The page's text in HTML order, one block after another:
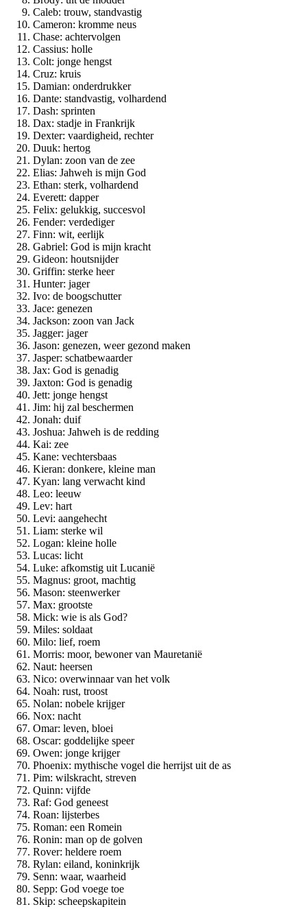
Caleb: trouw, standvastig
Cameron: kromme neus
Chase: achtervolgen
Cassius: holle
Colt: jonge hengst
Cruz: kruis
Damian: onderdrukker
Dante: standvastig, volhardend
Dash: sprinten
Dax: stadje in Frankrijk
Dexter: vaardigheid, rechter
Duuk: hertog
Dylan: zoon van de zee
Elias: Jahweh is mijn God
Ethan: sterk, volhardend
Everett: dapper
Felix: gelukkig, succesvol
Fender: verdediger
Finn: wit, eerlijk
Gabriel: God is mijn kracht
Gideon: houtsnijder
Griffin: sterke heer
Hunter: jager
Ivo: de boogschutter
Jace: genezen
Jackson: zoon van Jack
Jagger: jager
Jason: genezen, weer gezond maken
Jasper: schatbewaarder
Jax: God is genadig
Jaxton: God is genadig
Jett: jonge hengst
Jim: hij zal beschermen
Jonah: duif
Joshua: Jahweh is de redding
Kai: zee
Kane: vechtersbaas
Kieran: donkere, kleine man
Kyan: lang verwacht kind
Leo: leeuw
Lev: hart
Levi: aangehecht
Liam: sterke wil
Logan: kleine holle
Lucas: licht
Luke: afkomstig uit Lucanië
Magnus: groot, machtig
Mason: steenwerker
Max: grootste
Mick: wie is als God?
Miles: soldaat
Milo: lief, roem
Morris: moor, bewoner van Mauretanië
Naut: heersen
Nico: overwinnaar van het volk
Noah: rust, troost
Nolan: nobele krijger
Nox: nacht
Omar: leven, bloei
Oscar: goddelijke speer
Owen: jonge krijger
Phoenix: mythische vogel die herrijst uit de as
Pim: wilskracht, streven
Quinn: vijfde
Raf: God geneest
Roan: lijsterbes
Roman: een Romein
Ronin: man op de golven
Rover: heldere roem
Rylan: eiland, koninkrijk
Senn: waar, waarheid
Sepp: God voege toe
Skip: scheepskapitein